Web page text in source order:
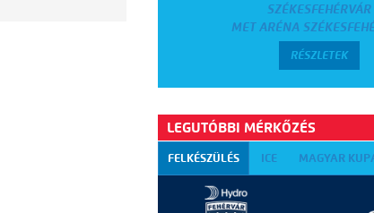
SZÉKESFEHÉRVÁR
MET ARÉNA
RÉSZLETEK
LEGUTÓBBI MÉRKŐZÉS
FELKÉSZÜLÉS ICE MAGYAR